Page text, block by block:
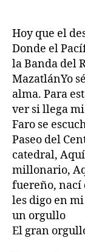
Hoy que el
Donde el
la Banda del
MazatlánYo
alma. Para
ver si llega
Faro se
Paseo del
catedral,
millonario,
fuereño, nací
les digo en
un orgullo
El gran